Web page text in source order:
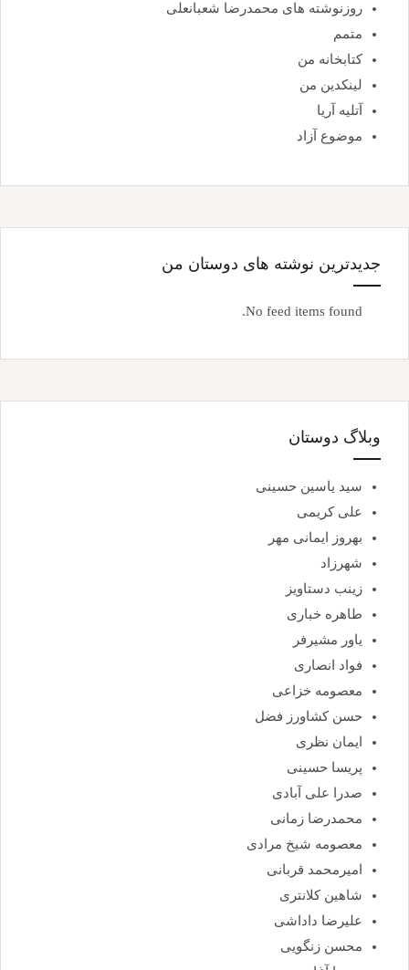
روزنوشته های محمدرضا شعبانعلی
متمم
کتابخانه من
لینکدین من
آتلیه آریا
موضوع آزاد
جدیدترین نوشته های دوستان من
No feed items found.
وبلاگ دوستان
سید یاسین حسینی
علی کریمی
بهروز ایمانی مهر
شهرزاد
زینب دستاویز
طاهره خباری
یاور مشیرفر
فواد انصاری
معصومه خزاعی
حسن کشاورز فضل
ایمان نظری
پریسا حسینی
صدرا علی آبادی
محمدرضا زمانی
معصومه شیخ مرادی
امیرمحمد قربانی
شاهین کلانتری
علیرضا داداشی
محسن زنگویی